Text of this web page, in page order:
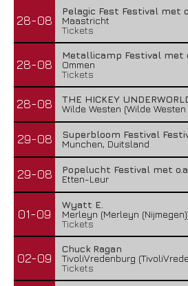
28-08
Pelagic Fest Festival met
Maastricht
Tickets
28-08
Metallicamp Festival met
Ommen
Tickets
28-08
THE HICKEY
Wilde Westen (Wilde Westen
29-08
Superbloom Festival
Munchen, Duitsland
29-08
Popelucht Festival met
Etten-Leur
01-09
Wyatt E.
Merleyn (Merleyn
Tickets
02-09
Chuck Ragan
TivoliVredenburg
Tickets